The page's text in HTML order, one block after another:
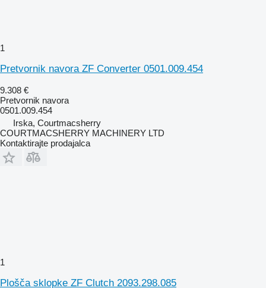
1
Pretvornik navora ZF Converter 0501.009.454
9.308 €
Pretvornik navora
0501.009.454
Irska, Courtmacsherry
COURTMACSHERRY MACHINERY LTD
Kontaktirajte prodajalca
1
Plošča sklopke ZF Clutch 2093.298.085